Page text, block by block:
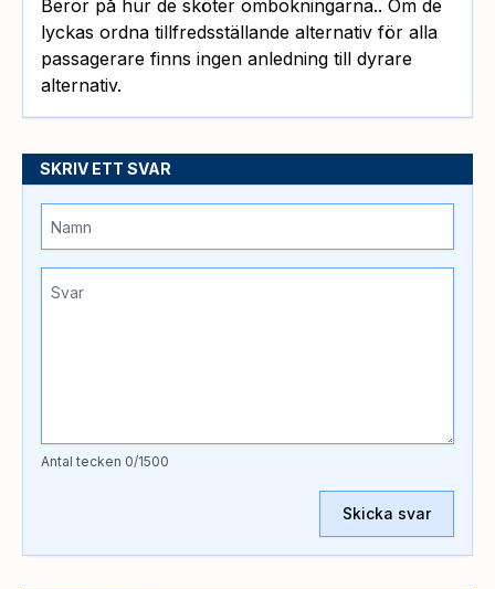
Beror på hur de sköter ombokningarna.. Om de
lyckas ordna tillfredsställande alternativ för alla
passagerare finns ingen anledning till dyrare
alternativ.
SKRIV ETT SVAR
Antal tecken 0/1500
Skicka svar